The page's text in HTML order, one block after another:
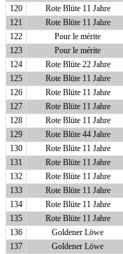
120
Rote Blüte 11 Jahre
121
Rote Blüte 11 Jahre
122
Pour le mérite
123
Pour le mérite
124
Rote Blüte 22 Jahre
125
Rote Blüte 11 Jahre
126
Rote Blüte 11 Jahre
127
Rote Blüte 11 Jahre
128
Rote Blüte 11 Jahre
129
Rote Blüte 44 Jahre
130
Rote Blüte 11 Jahre
131
Rote Blüte 11 Jahre
132
Rote Blüte 11 Jahre
133
Rote Blüte 11 Jahre
134
Rote Blüte 11 Jahre
135
Rote Blüte 11 Jahre
136
Goldener Löwe
137
Goldener Löwe